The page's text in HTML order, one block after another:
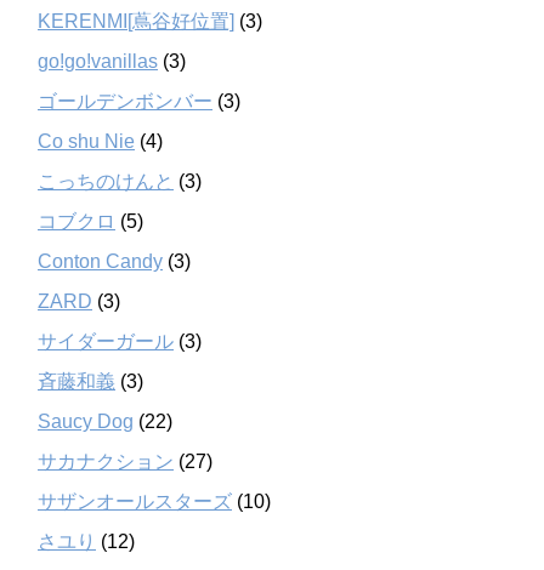
KERENMI[蔦谷好位置] (3)
go!go!vanillas (3)
ゴールデンボンバー (3)
Co shu Nie (4)
こっちのけんと (3)
コブクロ (5)
Conton Candy (3)
ZARD (3)
サイダーガール (3)
斉藤和義 (3)
Saucy Dog (22)
サカナクション (27)
サザンオールスターズ (10)
さユり (12)